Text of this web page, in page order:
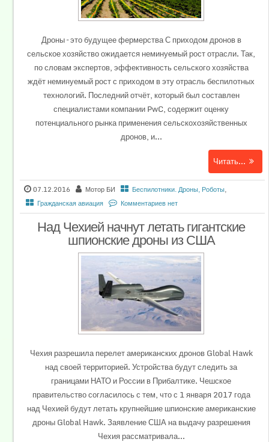
Дроны – это будущее фермерства С приходом дронов в
сельское хозяйство ожидается неминуемый рост отрасли. Так,
по словам экспертов, эффективность сельского хозяйства
ждёт неминуемый рост с приходом в эту отрасль беспилотных
технологий. Последний отчёт, который был составлен
специалистами компании PwC, содержит оценку
потенциального рынка применения сельскохозяйственных
дронов, и...
Читать...
07.12.2016 Мотор БИ Беспилотники. Дроны, Роботы,
Гражданская авиация
Комментариев нет
Над Чехией начнут летать гигантские
шпионские дроны из США
Чехия разрешила перелет американских дронов Global Hawk
над своей территорией. Устройства будут следить за
границами НАТО и России в Прибалтике. Чешское
правительство согласилось с тем, что с 1 января 2017 года
над Чехией будут летать крупнейшие шпионские американские
дроны Global Hawk. Заявление США на выдачу разрешения
Чехия рассматривала...